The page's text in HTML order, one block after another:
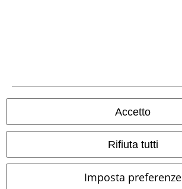
Accetto
Rifiuta tutti
Imposta preferenze
Info legali
Redazione
Legge sulla Privacy
Smaltimento rifiuti e protezione dell’ambiente